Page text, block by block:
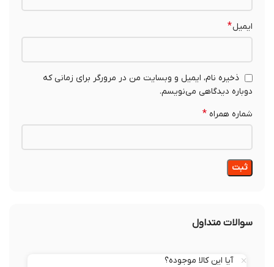
ایمیل*
ذخیره نام، ایمیل و وبسایت من در مرورگر برای زمانی که
دوباره دیدگاهی می‌نویسم.
شماره همراه*
سوالات متداول
آیا این کالا موجوده؟